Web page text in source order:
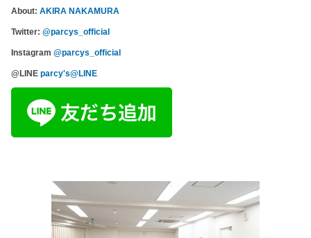
About:AKIRA NAKAMURA
Twitter:@parcys_official
Instagram@parcys_official
@LINEparcy's@LINE